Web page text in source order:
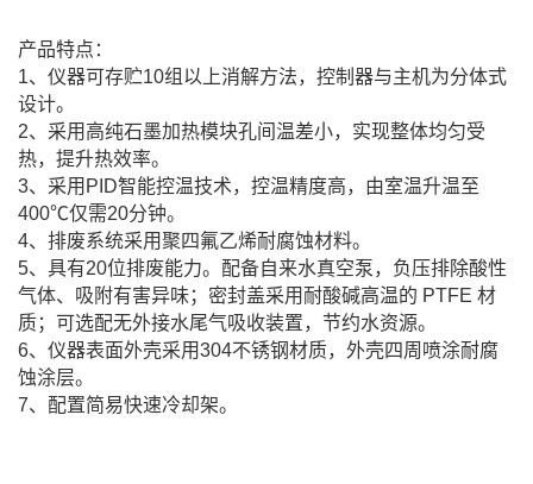
产品特点：
1、仪器可存贮10组以上消解方法，控制器与主机为分体式
设计。
2、 采用高纯石墨加热模块孔间温差小，实现整体均匀受
热，提升热效率。
3、采用PID智能控温技术，控温精度高，由室温升温至
400℃仅需20分钟。
4、排废系统采用聚四氟乙烯耐腐蚀材料。
5、 具有20位排废能力。配备自来水真空泵，负压排除酸性
气体、吸附有害异味；密封盖采用耐酸碱高温的 PTFE 材
质；可选配无外接水尾气吸收装置，节约水资源。
6、仪器表面外壳采用304不锈钢材质，外壳四周喷涂耐腐
蚀涂层。
7、配置简易快速冷却架。